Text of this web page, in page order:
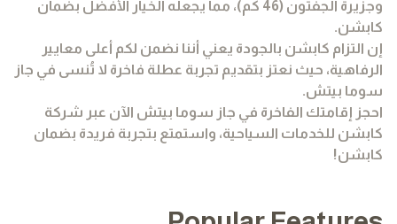
وجزيرة الجفتون (46 كم)، مما يجعله الخيار الأفضل بضمان
كابشن.
إن التزام كابشن بالجودة يعني أننا نضمن لكم أعلى معايير
الرفاهية، حيث نعتز بتقديم تجربة عطلة فاخرة لا تُنسى في جاز
سوما بيتش.
احجز إقامتك الفاخرة في جاز سوما بيتش الآن عبر شركة
كابشن للخدمات السياحية، واستمتع بتجربة فريدة بضمان
كابشن!